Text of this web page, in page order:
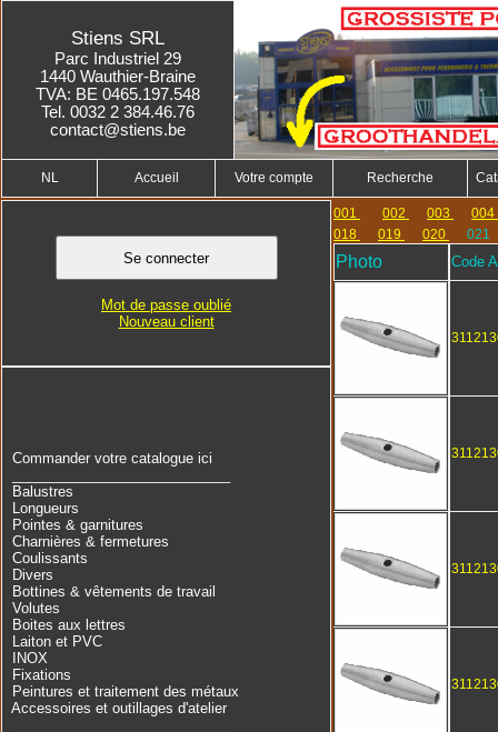
Stiens SRL
Parc Industriel 29
1440 Wauthier-Braine
TVA: BE 0465.197.548
Tel. 0032 2 384.46.76
contact@stiens.be
NL Accueil Votre compte Recherche
Commander votre catalogue ici
Balustres
Longueurs
Pointes & garnitures
Charnières & fermetures
Coulissants
Divers
Bottines & vêtements de travail
Volutes
Boites aux lettres
Laiton et PVC
INOX
Fixations
Peintures et traitement des métaux
Accessoires et outillages d'atelier
Mot de passe oublié
Nouveau client
001 002 003
004
018
019 020 021
Photo Code